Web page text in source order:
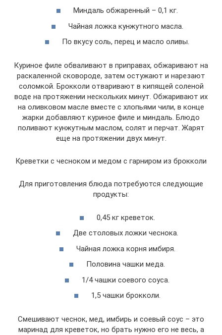
Миндаль обжаренный – 0,1 кг.
Чайная ложка кунжутного масла.
По вкусу соль, перец и масло оливы.
Куриное филе обваливают в приправах, обжаривают на
раскаленной сковороде, затем остужают и нарезают
соломкой. Брокколи отваривают в кипящей соленой
воде на протяжении нескольких минут. Обжаривают их
на оливковом масле вместе с хлопьями чили, в конце
жарки добавляют куриное филе и миндаль. Блюдо
поливают кунжутным маслом, солят и перчат. Жарят
еще на протяжении двух минут.
Креветки с чесноком и медом с гарниром из брокколи
Для приготовления блюда потребуются следующие
продукты:
0,45 кг креветок.
Две столовых ложки чеснока.
Чайная ложка корня имбиря.
Половина чашки меда.
1/4 чашки соевого соуса.
1,5 чашки брокколи.
Смешивают чеснок, мед, имбирь и соевый соус – это
маринад для креветок, но брать нужно его не весь, а